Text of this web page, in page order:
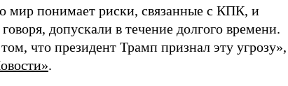
мир понимает риски, связанные с КПК, и
допускали в течение долгого времени.
что президент Трамп признал эту
.